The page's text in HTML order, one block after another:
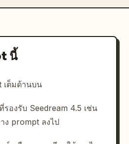
นี้
เต็มด้านบน
องรับ Seedream 4.5 เช่น
ง prompt ลงไป